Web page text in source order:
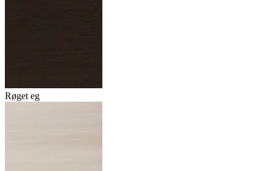
Røget eg